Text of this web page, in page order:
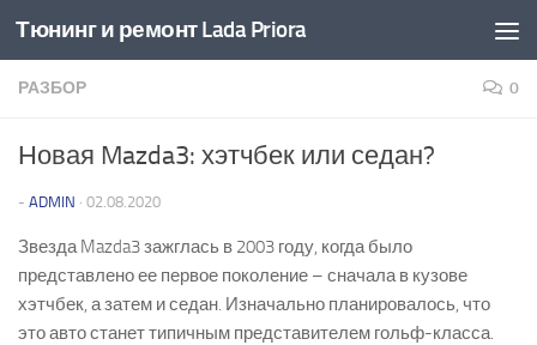
Перейти к содержимому
Тюнинг и ремонт Lada Priora
РАЗБОР 0
Новая Mazda3: хэтчбек или седан?
- ADMIN · 02.08.2020
Звезда Mazda3 зажглась в 2003 году, когда было
представлено ее первое поколение – сначала в кузове
хэтчбек, а затем и седан. Изначально планировалось, что
это авто станет типичным представителем гольф-класса.